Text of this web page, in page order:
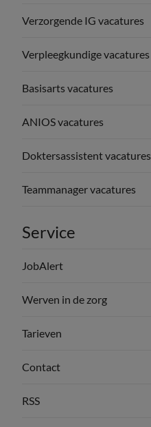
Verzorgende IG vacatures
Verpleegkundige vacatures
Basisarts vacatures
ANIOS vacatures
Doktersassistent vacatures
Teammanager vacatures
Service
JobAlert
Werven in de zorg
Tarieven
Contact
RSS